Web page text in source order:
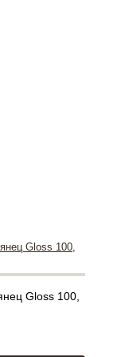
Gloss 100,